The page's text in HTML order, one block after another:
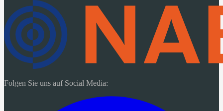
Folgen Sie uns auf Social Media: